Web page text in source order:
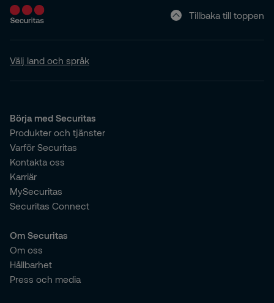
Tillbaka till toppen
Välj land och språk
Börja med Securitas
Produkter och tjänster
Varför Securitas
Kontakta oss
Karriär
MySecuritas
Securitas Connect
Om Securitas
Om oss
Hållbarhet
Press och media